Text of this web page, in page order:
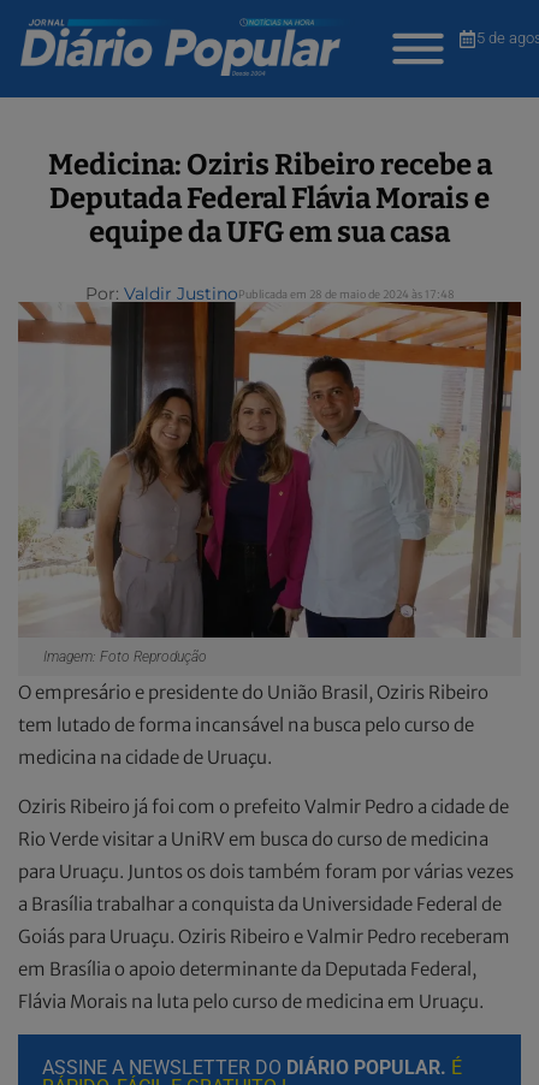
5 de
Medicina: Oziris Ribeiro recebe a
Deputada Federal Flávia Morais e
equipe da UFG em sua casa
Por: Valdir JustinoPublicada em 28 de maio de 2024 às 17:48
Imagem: Foto Reprodução
O empresário e presidente do União Brasil, Oziris Ribeiro
tem lutado de forma incansável na busca pelo curso de
medicina na cidade de Uruaçu.
Oziris Ribeiro já foi com o prefeito Valmir Pedro a cidade de
Rio Verde visitar a UniRV em busca do curso de medicina
para Uruaçu. Juntos os dois também foram por várias vezes
a Brasília trabalhar a conquista da Universidade Federal de
Goiás para Uruaçu. Oziris Ribeiro e Valmir Pedro receberam
em Brasília o apoio determinante da Deputada Federal,
Flávia Morais na luta pelo curso de medicina em Uruaçu.
ASSINE A NEWSLETTER DO DIÁRIO POPULAR. É